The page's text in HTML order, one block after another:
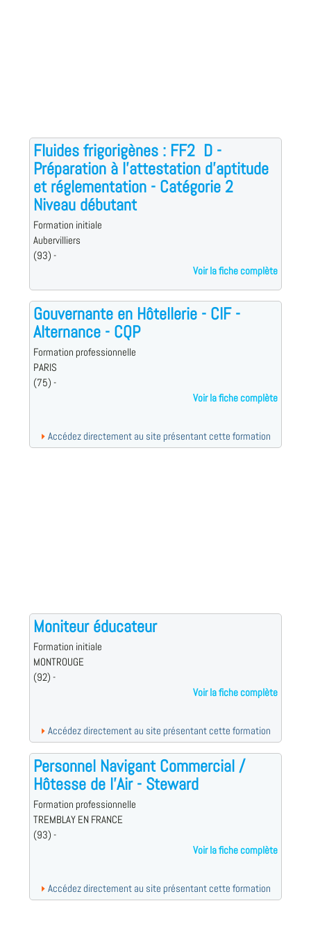
Fluides frigorigènes : FF2  D -
Préparation à l'attestation d'aptitude
et réglementation - Catégorie 2 
Niveau débutant
Formation initiale
Aubervilliers
(93) -
Voir la fiche complète
Gouvernante en Hôtellerie - CIF -
Alternance - CQP
Formation professionnelle
PARIS
(75) -
Voir la fiche complète
Accédez directement au site présentant cette formation
Moniteur éducateur
Formation initiale
MONTROUGE
(92) -
Voir la fiche complète
Accédez directement au site présentant cette formation
Personnel Navigant Commercial /
Hôtesse de l'Air - Steward
Formation professionnelle
TREMBLAY EN FRANCE
(93) -
Voir la fiche complète
Accédez directement au site présentant cette formation